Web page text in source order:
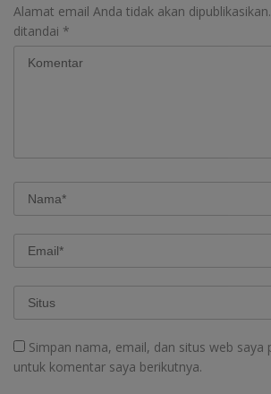
Alamat email Anda tidak akan dipublikasikan.
ditandai *
Simpan nama, email, dan situs web saya
untuk komentar saya berikutnya.